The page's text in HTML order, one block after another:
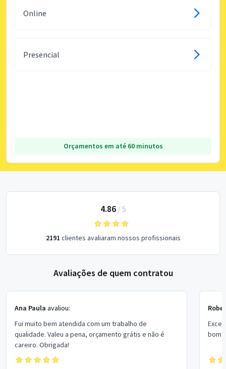
Online
Presencial
Orçamentos em até 60 minutos
4.86/ 5
2191 clientes avaliaram nossos profissionais
Avaliações de quem contratou
Ana Paula avaliou:
Fui muito bem atendida com um trabalho de
qualidade. Valeu a pena, orçamento grátis e não é
careiro. Obrigada!
bom